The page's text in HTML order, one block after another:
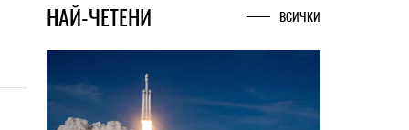
НАЙ-ЧЕТЕНИ